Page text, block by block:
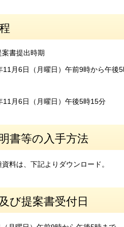
案書提出時期
11月6日（月曜日）午前9時から午後
11月6日（月曜日）午後5時15分
書等の入手方法
料は、下記よりダウンロード。
び提案書受付日